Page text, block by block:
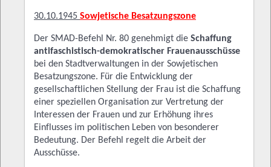
30.10.1945 Sowjetische Besatzungszone
Der SMAD-Befehl Nr. 80 genehmigt die Schaffung
antifaschistisch-demokratischer Frauenausschüsse
bei den Stadtverwaltungen in der Sowjetischen
Besatzungszone. Für die Entwicklung der
gesellschaftlichen Stellung der Frau ist die Schaffung
einer speziellen Organisation zur Vertretung der
Interessen der Frauen und zur Erhöhung ihres
Einflusses im politischen Leben von besonderer
Bedeutung. Der Befehl regelt die Arbeit der
Ausschüsse.